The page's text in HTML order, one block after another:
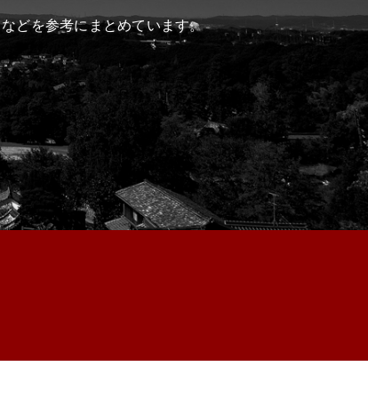
どを参考にまとめています。